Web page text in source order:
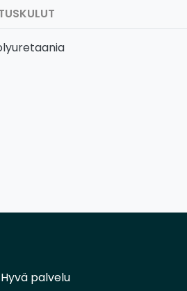
Hyvä palvelu